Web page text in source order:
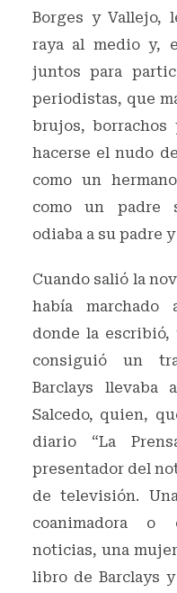
Borges y Vallejo,
raya al medio y,
juntos para
periodistas, que
brujos, borrachos
hacerse el nudo
como un
como un padre
odiaba a su padre
Cuando salió la
había
donde la
consiguió un
Barclays llevaba
Salcedo, quien,
diario “La
presentador del
de televisión.
coanimadora o
noticias, una
libro de Barclays